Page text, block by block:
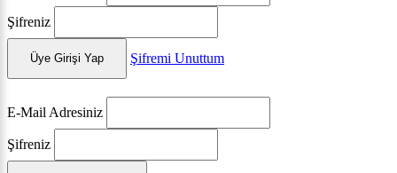
Şifreniz
Üye Girişi Yap Şifremi Unuttum
E-Mail Adresiniz
Şifreniz